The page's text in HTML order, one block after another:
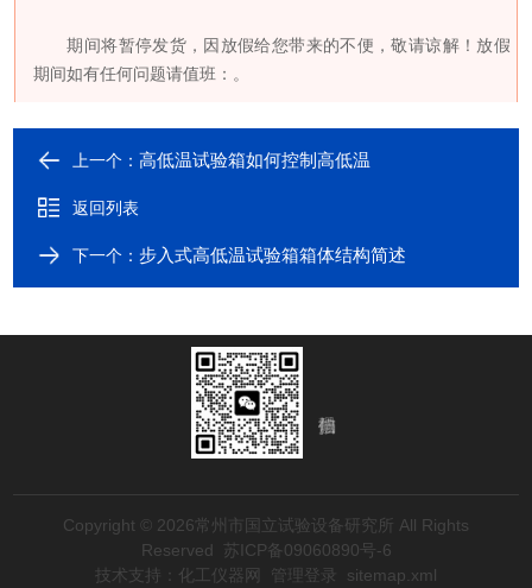
期间将暂停发货，因放假给您带来的不便，敬请谅解！放假
期间如有任何问题请值班： 。
上一个：高低温试验箱如何控制高低温
返回列表
下一个： 步入式高低温试验箱箱体结构简述
Copyright © 2026常州市国立试验设备研究所 All Rights
Reserved 苏ICP备09060890号-6
技术支持： 化工仪器网 管理登录 sitemap.xml